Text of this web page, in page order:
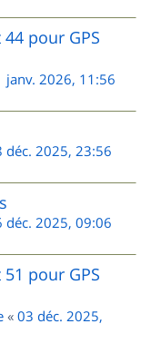
pour GPS
janv. 2026, 11:56
déc. 2025, 23:56
déc. 2025, 09:06
pour GPS
« 03 déc. 2025,